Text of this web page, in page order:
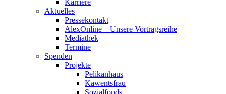
Karriere
Aktuelles
Pressekontakt
AlexOnline – Unsere Vortragsreihe
Mediathek
Termine
Spenden
Projekte
Pelikanhaus
Kawentsfrau
Sozialfonds